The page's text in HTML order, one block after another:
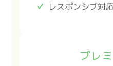
レスポンシブ対
プレ